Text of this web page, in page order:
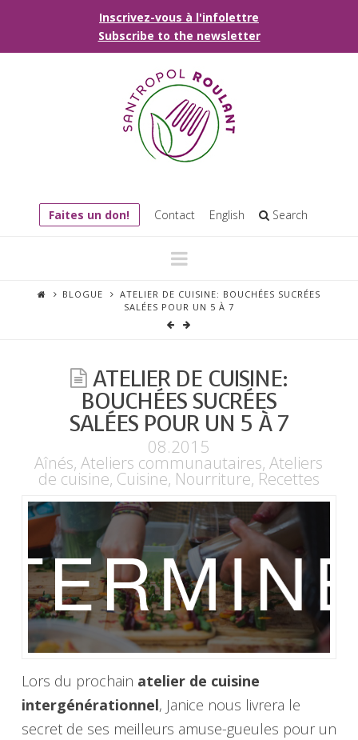
Inscrivez-vous à l'infolettre
Subscribe to the newsletter
Faites un don! Contact English Search
Navigation
BLOGUE
ATELIER DE CUISINE: BOUCHÉES SUCRÉES
SALÉES POUR UN 5 À 7
ATELIER DE CUISINE:
BOUCHÉES SUCRÉES
SALÉES POUR UN 5 À 7
08.2015
Aînés,Ateliers communautaires,Ateliers
de cuisine, Cuisine, Nourriture, Recettes
Lors du prochain atelier de cuisine
intergénérationnel, Janice nous livrera le
secret de ses meilleurs amuse-gueules pour un